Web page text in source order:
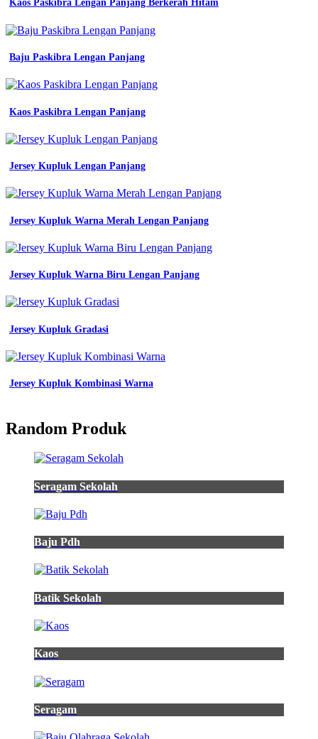
Kaos Paskibra Lengan Panjang Berkerah Hitam
Baju Paskibra Lengan Panjang
Kaos Paskibra Lengan Panjang
Jersey Kupluk Lengan Panjang
Jersey Kupluk Warna Merah Lengan Panjang
Jersey Kupluk Warna Biru Lengan Panjang
Jersey Kupluk Gradasi
Jersey Kupluk Kombinasi Warna
Random Produk
Seragam Sekolah
Baju Pdh
Batik Sekolah
Kaos
Seragam